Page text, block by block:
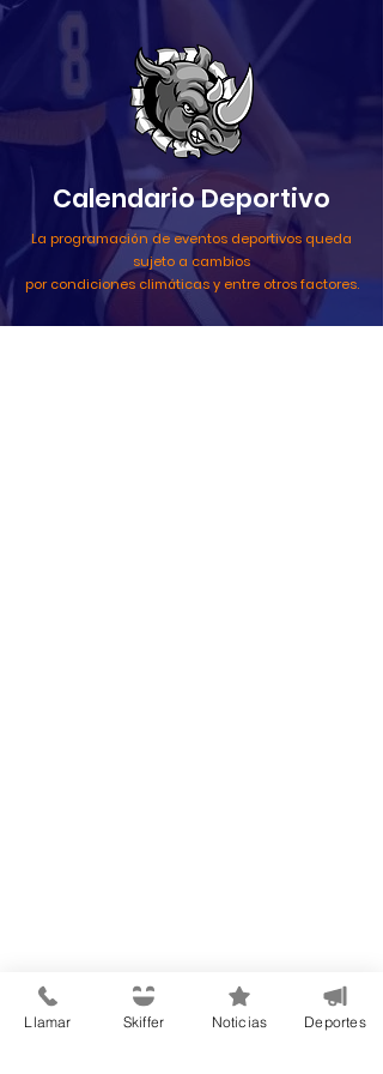
Calendario Deportivo
La programación de eventos deportivos queda
sujeto a cambios
por condiciones climáticas y entre otros factores.
Llamar Skiffer Noticias Deportes